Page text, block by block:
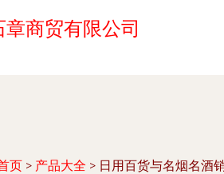
章商贸有限公司
页 > 产品大全 > 日用百货与名烟名酒